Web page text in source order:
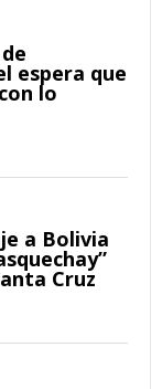
espera que
lo
a Bolivia
Cruz